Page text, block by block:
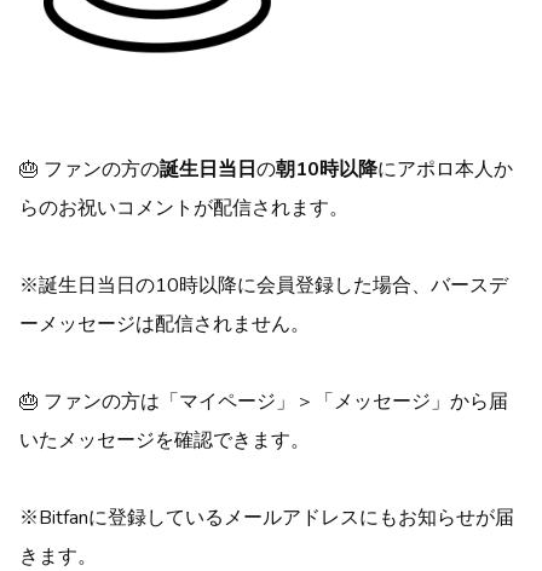
🎂 ファンの方の誕生日当日の朝10時以降にアポロ本人か
らのお祝いコメントが配信されます。
※誕生日当日の10時以降に会員登録した場合、バースデ
ーメッセージは配信されません。
🎂 ファンの方は「マイページ」＞「メッセージ」から届
いたメッセージを確認できます。
※Bitfanに登録しているメールアドレスにもお知らせが届
きます。